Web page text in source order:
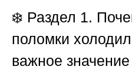
❄️ Раздел 1.
поломки
важное